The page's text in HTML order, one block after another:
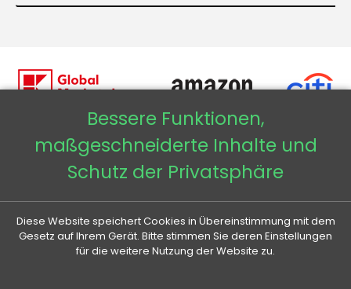
Veneti CZ
Bessere Funktionen,
maßgeschneiderte Inhalte und
Schutz der Privatsphäre
Diese Website speichert Cookies in Übereinstimmung mit dem
Gesetz auf Ihrem Gerät. Bitte stimmen Sie deren Einstellungen
für die weitere Nutzung der Website zu.